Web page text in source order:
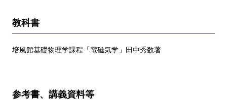
教科書
培風館基礎物理学課程「電磁気学」田中秀数著
参考書、講義資料等